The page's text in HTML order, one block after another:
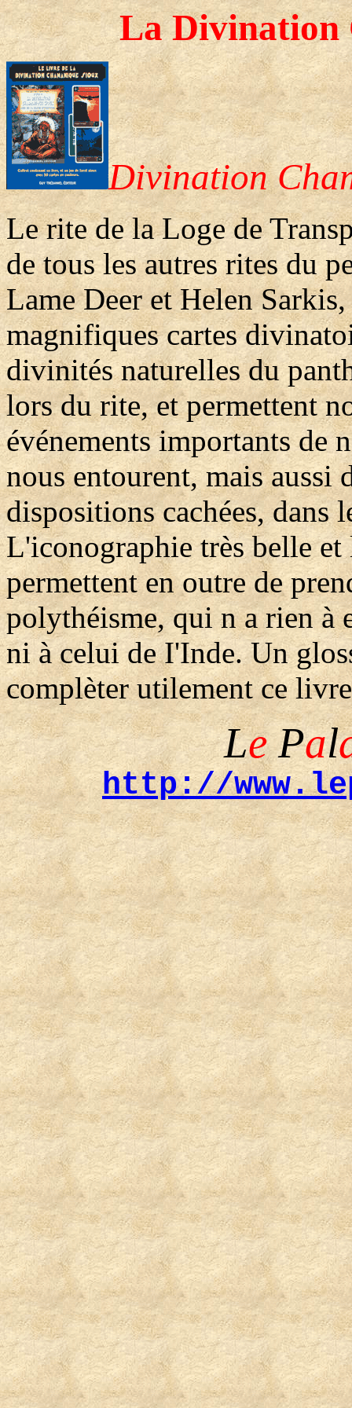
La Divination
Divination
Le rite de la Loge de
de tous les autres rites du
Lame Deer et Helen
magnifiques cartes
divinités naturelles du
lors du rite, et permettent
événements importants de
nous entourent, mais aussi
dispositions cachées, dans
L'iconographie très belle
permettent en outre de
polythéisme, qui n a rien à
ni à celui de I'Inde. Un
complèter utilement ce
LePal
http://